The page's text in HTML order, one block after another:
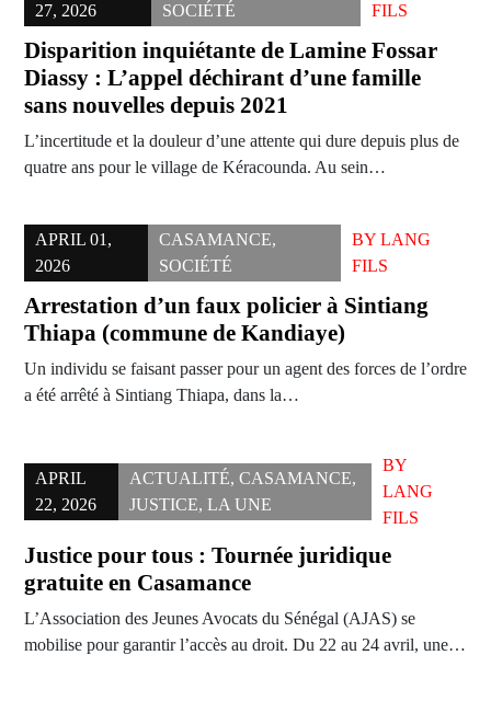
27, 2026
SOCIÉTÉ
FILS
Disparition inquiétante de Lamine Fossar
Diassy : L’appel déchirant d’une famille
sans nouvelles depuis 2021
L’incertitude et la douleur d’une attente qui dure depuis plus de
quatre ans pour le village de Kéracounda. Au sein…
APRIL 01,
2026
CASAMANCE,
SOCIÉTÉ
BY LANG
FILS
Arrestation d’un faux policier à Sintiang
Thiapa (commune de Kandiaye)
Un individu se faisant passer pour un agent des forces de l’ordre
a été arrêté à Sintiang Thiapa, dans la…
APRIL
22, 2026
ACTUALITÉ, CASAMANCE,
JUSTICE, LA UNE
BY
LANG
FILS
Justice pour tous : Tournée juridique
gratuite en Casamance
L’Association des Jeunes Avocats du Sénégal (AJAS) se
mobilise pour garantir l’accès au droit. Du 22 au 24 avril, une…